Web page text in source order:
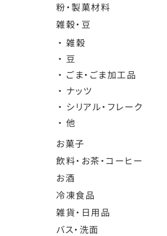
粉・製菓材料
雑穀・豆
・ 雑穀
・ 豆
・ ごま・ごま加工品
・ ナッツ
・ シリアル・フレーク
・ 他
お菓子
飲料・お茶・コーヒー
お酒
冷凍食品
雑貨・日用品
バス・洗面